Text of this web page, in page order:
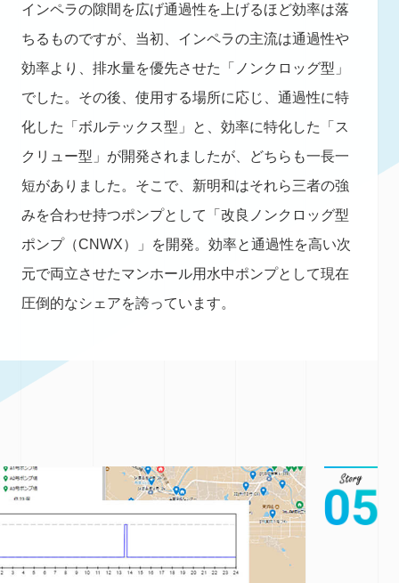
インペラの隙間を広げ通過性を上げるほど効率は落
ちるものですが、当初、インペラの主流は通過性や
効率より、排水量を優先させた「ノンクロッグ型」
でした。その後、使用する場所に応じ、通過性に特
化した「ボルテックス型」と、効率に特化した「ス
クリュー型」が開発されましたが、どちらも一長一
短がありました。そこで、新明和はそれら三者の強
みを合わせ持つポンプとして「改良ノンクロッグ型
ポンプ（CNWX）」を開発。効率と通過性を高い次
元で両立させたマンホール用水中ポンプとして現在
圧倒的なシェアを誇っています。